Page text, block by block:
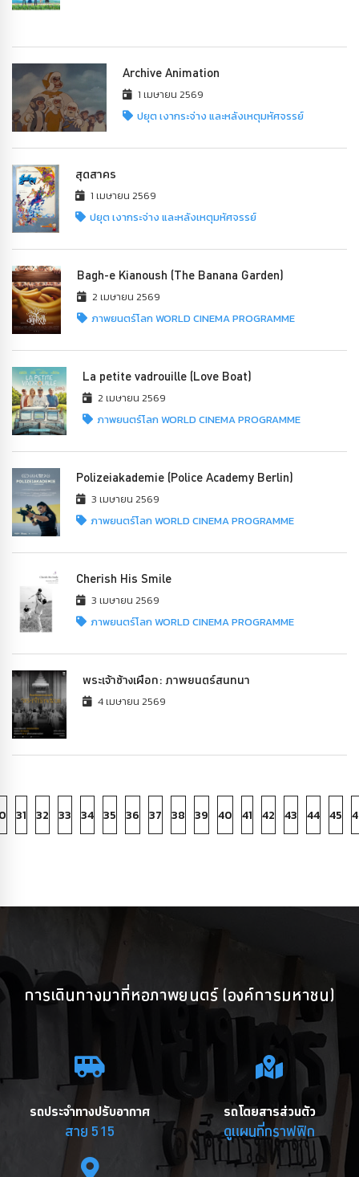
Archive Animation
1 เมษายน 2569
ปยุต เงากระจ่าง และหลังเหตุมหัศจรรย์
สุดสาคร
1 เมษายน 2569
ปยุต เงากระจ่าง และหลังเหตุมหัศจรรย์
Bagh-e Kianoush (The Banana Garden)
2 เมษายน 2569
ภาพยนตร์โลก WORLD CINEMA PROGRAMME
La petite vadrouille (Love Boat)
2 เมษายน 2569
ภาพยนตร์โลก WORLD CINEMA PROGRAMME
Polizeiakademie (Police Academy Berlin)
3 เมษายน 2569
ภาพยนตร์โลก WORLD CINEMA PROGRAMME
Cherish His Smile
3 เมษายน 2569
ภาพยนตร์โลก WORLD CINEMA PROGRAMME
พระเจ้าช้างเผือก: ภาพยนตร์สนทนา
4 เมษายน 2569
31 32 33 34 35 36 37 38 39 40 41 42 43 44 45
การเดินทางมาที่หอภาพยนตร์ (องค์การมหาชน)
รถประจำทางปรับอากาศ
สาย 515
รถโดยสารส่วนตัว
ดูแผนที่กราฟฟิก